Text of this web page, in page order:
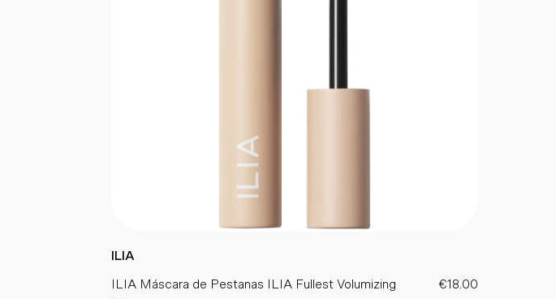
ILIA
ILIA Máscara de Pestanas ILIA Fullest Volumizing
€18.00